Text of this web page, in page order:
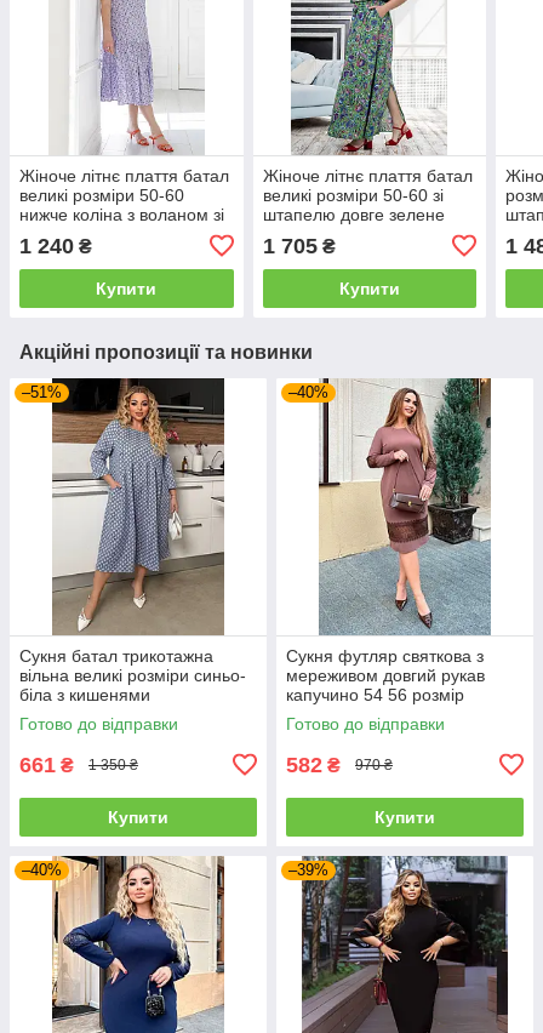
Жіноче літнє плаття батал
великі розміри 50-60
нижче коліна з воланом зі
малюнок
1 240 ₴
Купити
Жіноче літнє плаття батал
великі розміри 50-60 зі
штапелю довге зелене
1 705₴
Купити
1
Акційні пропозиції та новинки
–51%
Сукня батал трикотажна
вільна великі розміри синьо-
біла з кишенями
Готово до відправки
661 ₴ 1 350 ₴
Купити
–40%
Сукня футляр святкова з
мереживом довгий рукав
капучино 54 56 розмір
Готово до відправки
582 ₴ 970 ₴
Купити
–40% –39%